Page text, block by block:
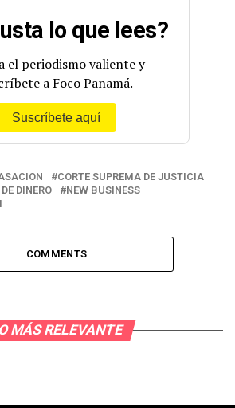
lo que lees?
el periodismo valiente y
a Foco Panamá.
Suscríbete aquí
CORTE SUPREMA DE JUSTICIA
DINERO
NEW BUSINESS
COMMENTS
MÁS RELEVANTE